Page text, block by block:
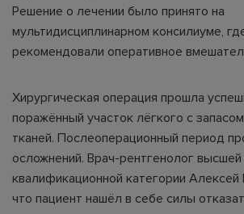
Решение о лечении было принято на
мультидисциплинарном консилиуме,
рекомендовали оперативное
Хирургическая операция прошла
поражённый участок лёгкого с
тканей. Послеоперационный период
осложнений. Врач-рентгенолог высшей
квалификационной категории Алексей
что пациент нашёл в себе силы